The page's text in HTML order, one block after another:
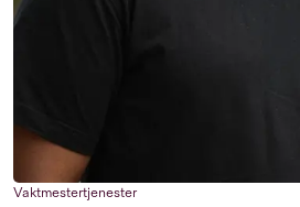
Vaktmestertjenester